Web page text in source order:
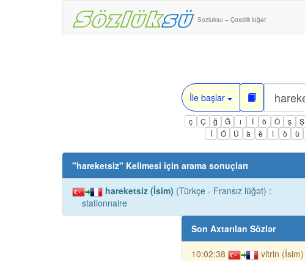
Sozluksu – Çoxdilli lüğət
İle başlar
ç Ç ğ Ğ ı İ ö Ö ş Ş
Í
Ó Ú à è ì ò ù
"hareketsiz" Kelimesi için arama sonuçları
hareketsiz (İsim) (Türkçe - Fransız lüğət) :
stationnaire
Son Axtarılan Sözlər
10:02:38 vitrin (İsim)